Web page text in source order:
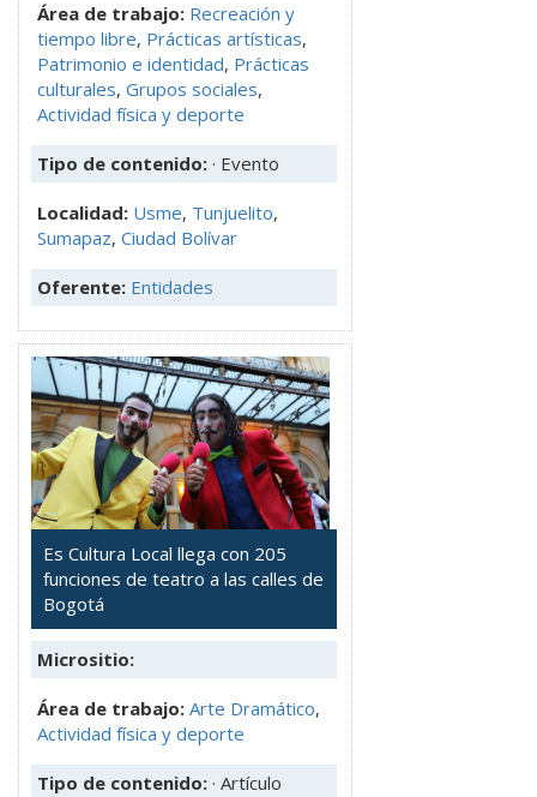
Área de trabajo: Recreación y
tiempo libre, Prácticas artísticas,
Patrimonio e identidad, Prácticas
culturales, Grupos sociales,
Actividad física y deporte
Tipo de contenido: · Evento
Localidad: Usme, Tunjuelito,
Sumapaz, Ciudad Bolívar
Oferente: Entidades
Es Cultura Local llega con 205
funciones de teatro a las calles de
Bogotá
Micrositio:
Área de trabajo: Arte Dramático,
Actividad física y deporte
Tipo de contenido: · Artículo